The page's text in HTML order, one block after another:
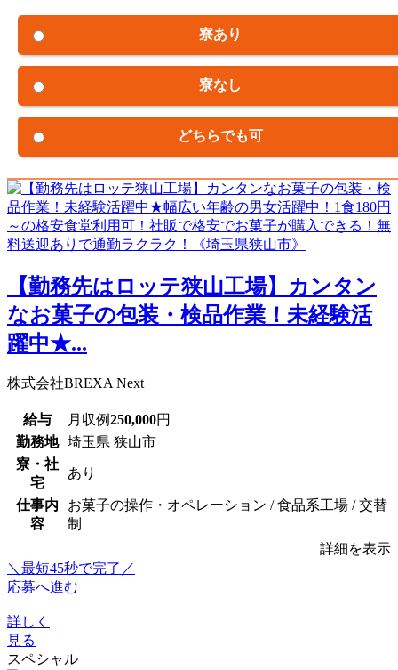
寮あり
寮なし
どちらでも可
【勤務先はロッテ狭山工場】カンタン
なお菓子の包装・検品作業！未経験活
躍中★...
株式会社BREXA Next
給与 月収例250,000円
勤務地
埼玉県 狭山市
寮・社
宅
あり
仕事内
容
お菓子の操作・オペレーション / 食品系工場 / 交替
制
詳細を表示
＼最短45秒で完了／
応募へ進む
詳しく
見る
スペシャル